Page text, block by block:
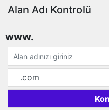
Alan Adı Kontrolü
www.